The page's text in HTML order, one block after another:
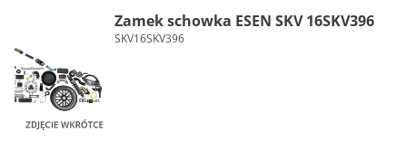
Zamek schowka ESEN SKV 16SKV396
SKV16SKV396